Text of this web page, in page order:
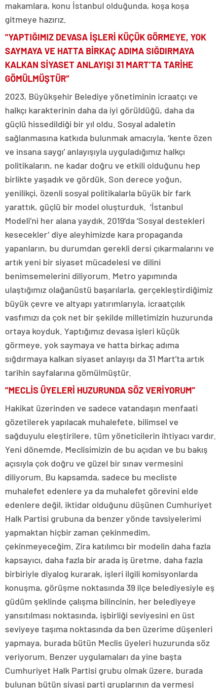
makamlara, konu İstanbul olduğunda, koşa koşa
gitmeye hazırız.
“YAPTIĞIMIZ DEVASA İŞLERİ KÜÇÜK GÖRMEYE, YOK
SAYMAYA VE HATTA BİRKAÇ ADIMA SIĞDIRMAYA
KALKAN SİYASET ANLAYIŞI 31 MART’TA TARİHE
GÖMÜLMÜŞTÜR”
2023, Büyükşehir Belediye yönetiminin icraatçı ve
halkçı karakterinin daha da iyi görüldüğü, daha da
güçlü hissedildiği bir yıl oldu. Sosyal adaletin
sağlanmasına katkıda bulunmak amacıyla, ‘kente özen
ve insana saygı’ anlayışıyla uyguladığımız halkçı
politikaların, ne kadar doğru ve etkili olduğunu hep
birlikte yaşadık ve gördük. Son derece yoğun,
yenilikçi, özenli sosyal politikalarla büyük bir fark
yarattık, güçlü bir model oluşturduk. ‘İstanbul
Modeli’ni her alana yaydık. 2019’da ‘Sosyal destekleri
kesecekler’ diye aleyhimizde kara propaganda
yapanların, bu durumdan gerekli dersi çıkarmalarını ve
artık yeni bir siyaset mücadelesi ve dilini
benimsemelerini diliyorum. Metro yapımında
ulaştığımız olağanüstü başarılarla, gerçekleştirdiğimiz
büyük çevre ve altyapı yatırımlarıyla, icraatçılık
vasfımızı da çok net bir şekilde milletimizin huzurunda
ortaya koyduk. Yaptığımız devasa işleri küçük
görmeye, yok saymaya ve hatta birkaç adıma
sığdırmaya kalkan siyaset anlayışı da 31 Mart’ta artık
tarihin sayfalarına gömülmüştür.
“MECLİS ÜYELERİ HUZURUNDA SÖZ VERİYORUM”
Hakikat üzerinden ve sadece vatandaşın menfaati
gözetilerek yapılacak muhalefete, bilimsel ve
sağduyulu eleştirilere, tüm yöneticilerin ihtiyacı vardır.
Yeni dönemde, Meclisimizin de bu açıdan ve bu bakış
açısıyla çok doğru ve güzel bir sınav vermesini
diliyorum. Bu kapsamda, sadece bu mecliste
muhalefet edenlere ya da muhalefet görevini elde
edenlere değil, iktidar olduğunu düşünen Cumhuriyet
Halk Partisi grubuna da benzer yönde tavsiyelerimi
yapmaktan hiçbir zaman çekinmedim,
çekinmeyeceğim. Zira katılımcı bir modelin daha fazla
kapsayıcı, daha fazla bir arada iş üretme, daha fazla
birbiriyle diyalog kurarak, işleri ilgili komisyonlarda
konuşma, görüşme noktasında 39 ilçe belediyesiyle eş
güdüm şeklinde çalışma bilincinin, her belediyeye
yansıtılması noktasında, işbirliği seviyesini en üst
seviyeye taşıma noktasında da ben üzerime düşenleri
yapmaya, burada bütün Meclis üyeleri huzurunda söz
veriyorum. Benzer uygulamaları da yine başta
Cumhuriyet Halk Partisi grubu olmak üzere, burada
bulunan bütün siyasi parti gruplarının da vermesi